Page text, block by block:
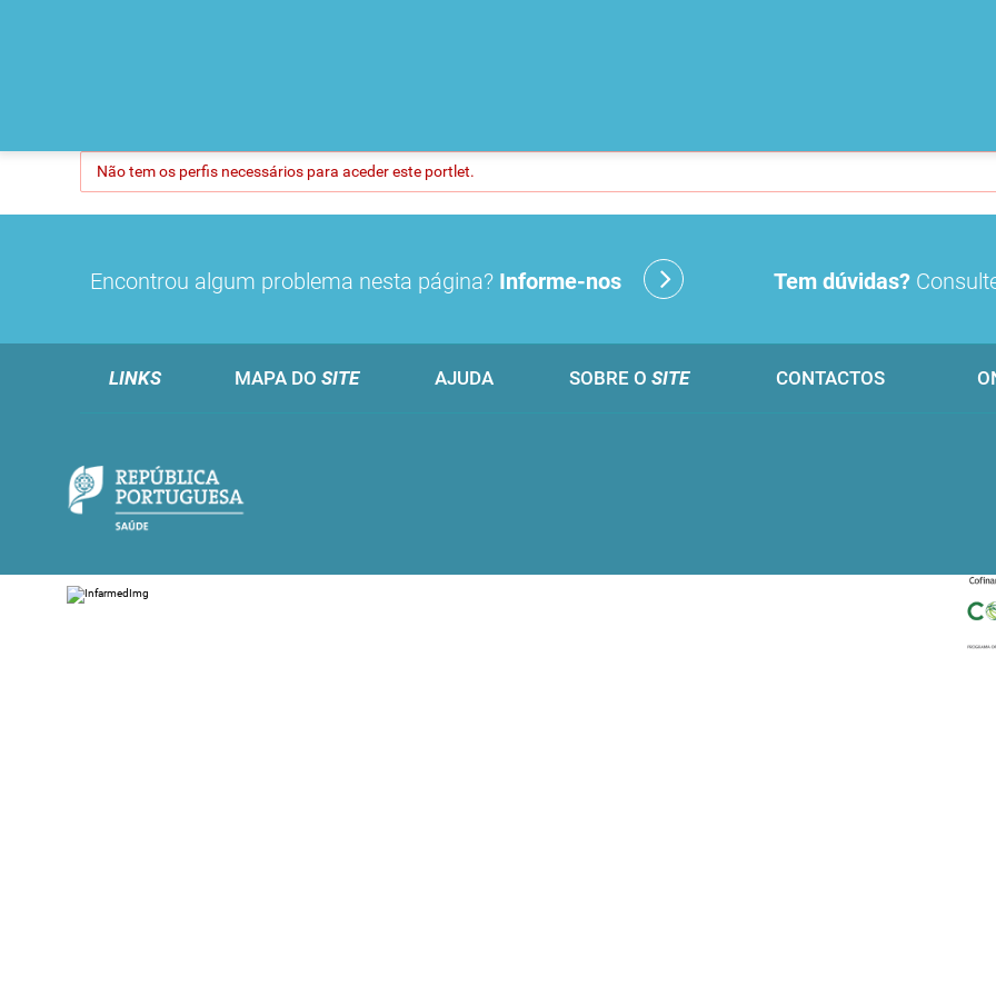
Não tem os perfis necessários para aceder este portlet.
Encontrou algum problema nesta página? Informe-nos Tem dúvidas?
LINKS MAPA DO SITE AJUDA SOBRE O SITE CONTACTOS